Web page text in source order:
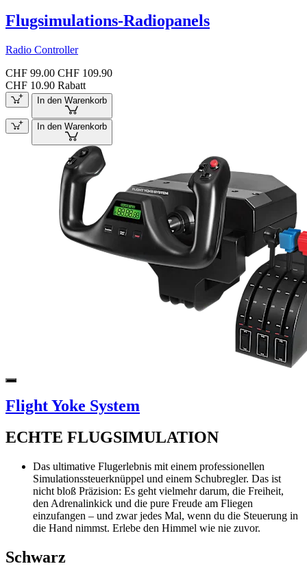
Flugsimulations-Radiopanels
Radio Controller
CHF 99.00 CHF 109.90
CHF 10.90 Rabatt
In den Warenkorb
In den Warenkorb
Flight Yoke System
ECHTE FLUGSIMULATION
Das ultimative Flugerlebnis mit einem professionellen
Simulationssteuerknüppel und einem Schubregler. Das ist
nicht bloß Präzision: Es geht vielmehr darum, die Freiheit,
den Adrenalinkick und die pure Freude am Fliegen
einzufangen – und zwar jedes Mal, wenn du die Steuerung in
die Hand nimmst. Erlebe den Himmel wie nie zuvor.
Schwarz